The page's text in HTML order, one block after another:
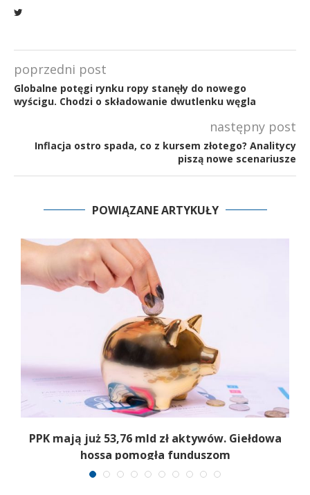
poprzedni post
Globalne potęgi rynku ropy stanęły do nowego
wyścigu. Chodzi o składowanie dwutlenku węgla
następny post
Inflacja ostro spada, co z kursem złotego? Analitycy
piszą nowe scenariusze
POWIĄZANE ARTYKUŁY
PPK mają już 53,76 mld zł aktywów. Giełdowa
hossa pomogła funduszom